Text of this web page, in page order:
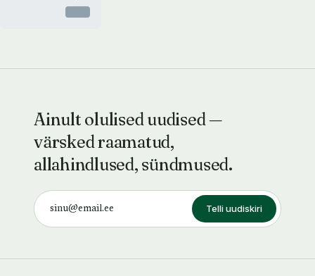
Ainult olulised uudised —
värsked raamatud,
allahindlused, sündmused.
Telli uudiskiri